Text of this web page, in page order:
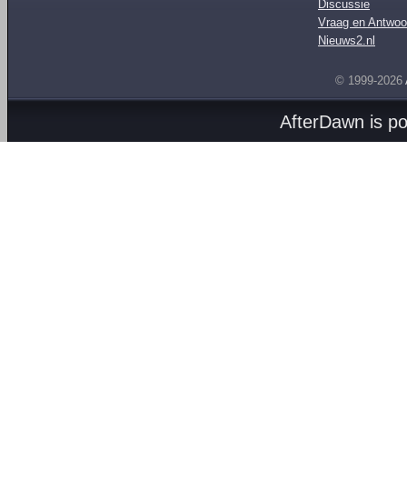
Discussie
Vraag en
Nieuws2.nl
© 1999-2026
AfterDawn is